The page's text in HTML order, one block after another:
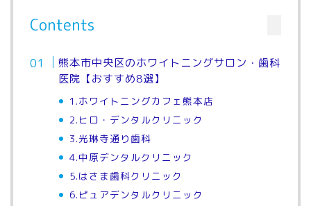
Contents
熊本市中央区のホワイトニングサロン・歯科
医院【おすすめ8選】
1.ホワイトニングカフェ熊本店
2.ヒロ・デンタルクリニック
3.光琳寺通り歯科
4.中原デンタルクリニック
5.はさま歯科クリニック
6.ピュアデンタルクリニック